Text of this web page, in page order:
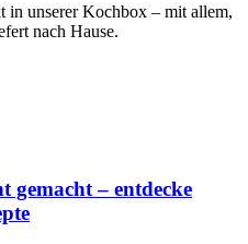
in unserer Kochbox – mit allem,
nach Hause.
gemacht – entdecke